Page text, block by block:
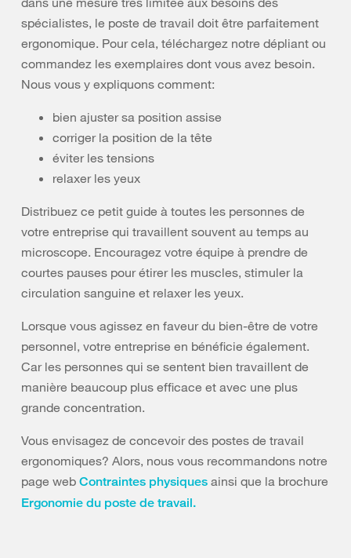
spécialistes, le poste de travail doit être parfaitement
ergonomique. Pour cela, téléchargez notre dépliant ou
commandez les exemplaires dont vous avez besoin.
Nous vous y expliquons comment:
bien ajuster sa position assise
corriger la position de la tête
éviter les tensions
relaxer les yeux
Distribuez ce petit guide à toutes les personnes de
votre entreprise qui travaillent souvent au temps au
microscope. Encouragez votre équipe à prendre de
courtes pauses pour étirer les muscles, stimuler la
circulation sanguine et relaxer les yeux.
Lorsque vous agissez en faveur du bien-être de votre
personnel, votre entreprise en bénéficie également.
Car les personnes qui se sentent bien travaillent de
manière beaucoup plus efficace et avec une plus
grande concentration.
Vous envisagez de concevoir des postes de travail
ergonomiques? Alors, nous vous recommandons notre
page web Contraintes physiques ainsi que la brochure
Ergonomie du poste de travail.